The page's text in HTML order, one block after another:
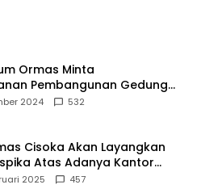
Ormas Minta
Pembangunan Gedung
Cisoka
2024 532
Cisoka Akan Layangkan
Atas Adanya Kantor
2025 457